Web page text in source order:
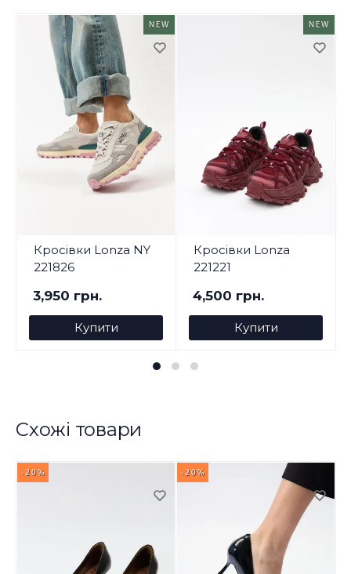
NEW
Кросівки Lonza NY
221826
3,950 грн.
Купити
NEW
Кросівки Lonza
221221
4,500 грн.
Купити
Схожі товари
-20% -20%